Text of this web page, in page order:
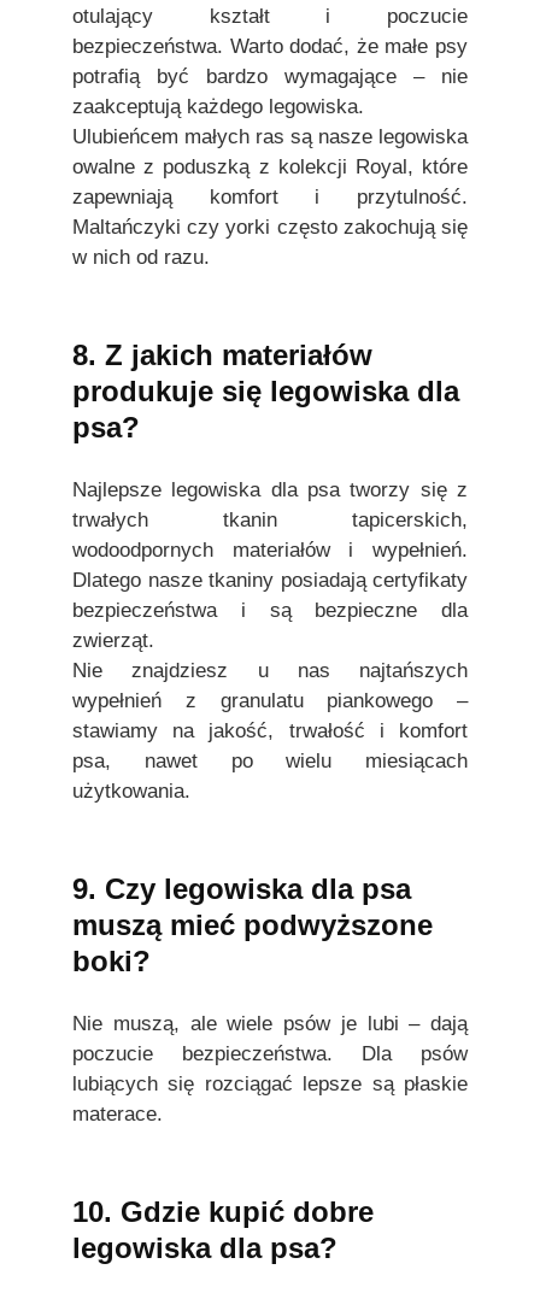
otulający kształt i poczucie
bezpieczeństwa. Warto dodać, że małe psy
potrafią być bardzo wymagające – nie
zaakceptują każdego legowiska.
Ulubieńcem małych ras są nasze legowiska
owalne z poduszką z kolekcji Royal, które
zapewniają komfort i przytulność.
Maltańczyki czy yorki często zakochują się
w nich od razu.
8. Z jakich materiałów
produkuje się legowiska dla
psa?
Najlepsze legowiska dla psa tworzy się z
trwałych tkanin tapicerskich,
wodoodpornych materiałów i wypełnień.
Dlatego nasze tkaniny posiadają certyfikaty
bezpieczeństwa i są bezpieczne dla
zwierząt.
Nie znajdziesz u nas najtańszych
wypełnień z granulatu piankowego –
stawiamy na jakość, trwałość i komfort
psa, nawet po wielu miesiącach
użytkowania.
9. Czy legowiska dla psa
muszą mieć podwyższone
boki?
Nie muszą, ale wiele psów je lubi – dają
poczucie bezpieczeństwa. Dla psów
lubiących się rozciągać lepsze są płaskie
materace.
10. Gdzie kupić dobre
legowiska dla psa?